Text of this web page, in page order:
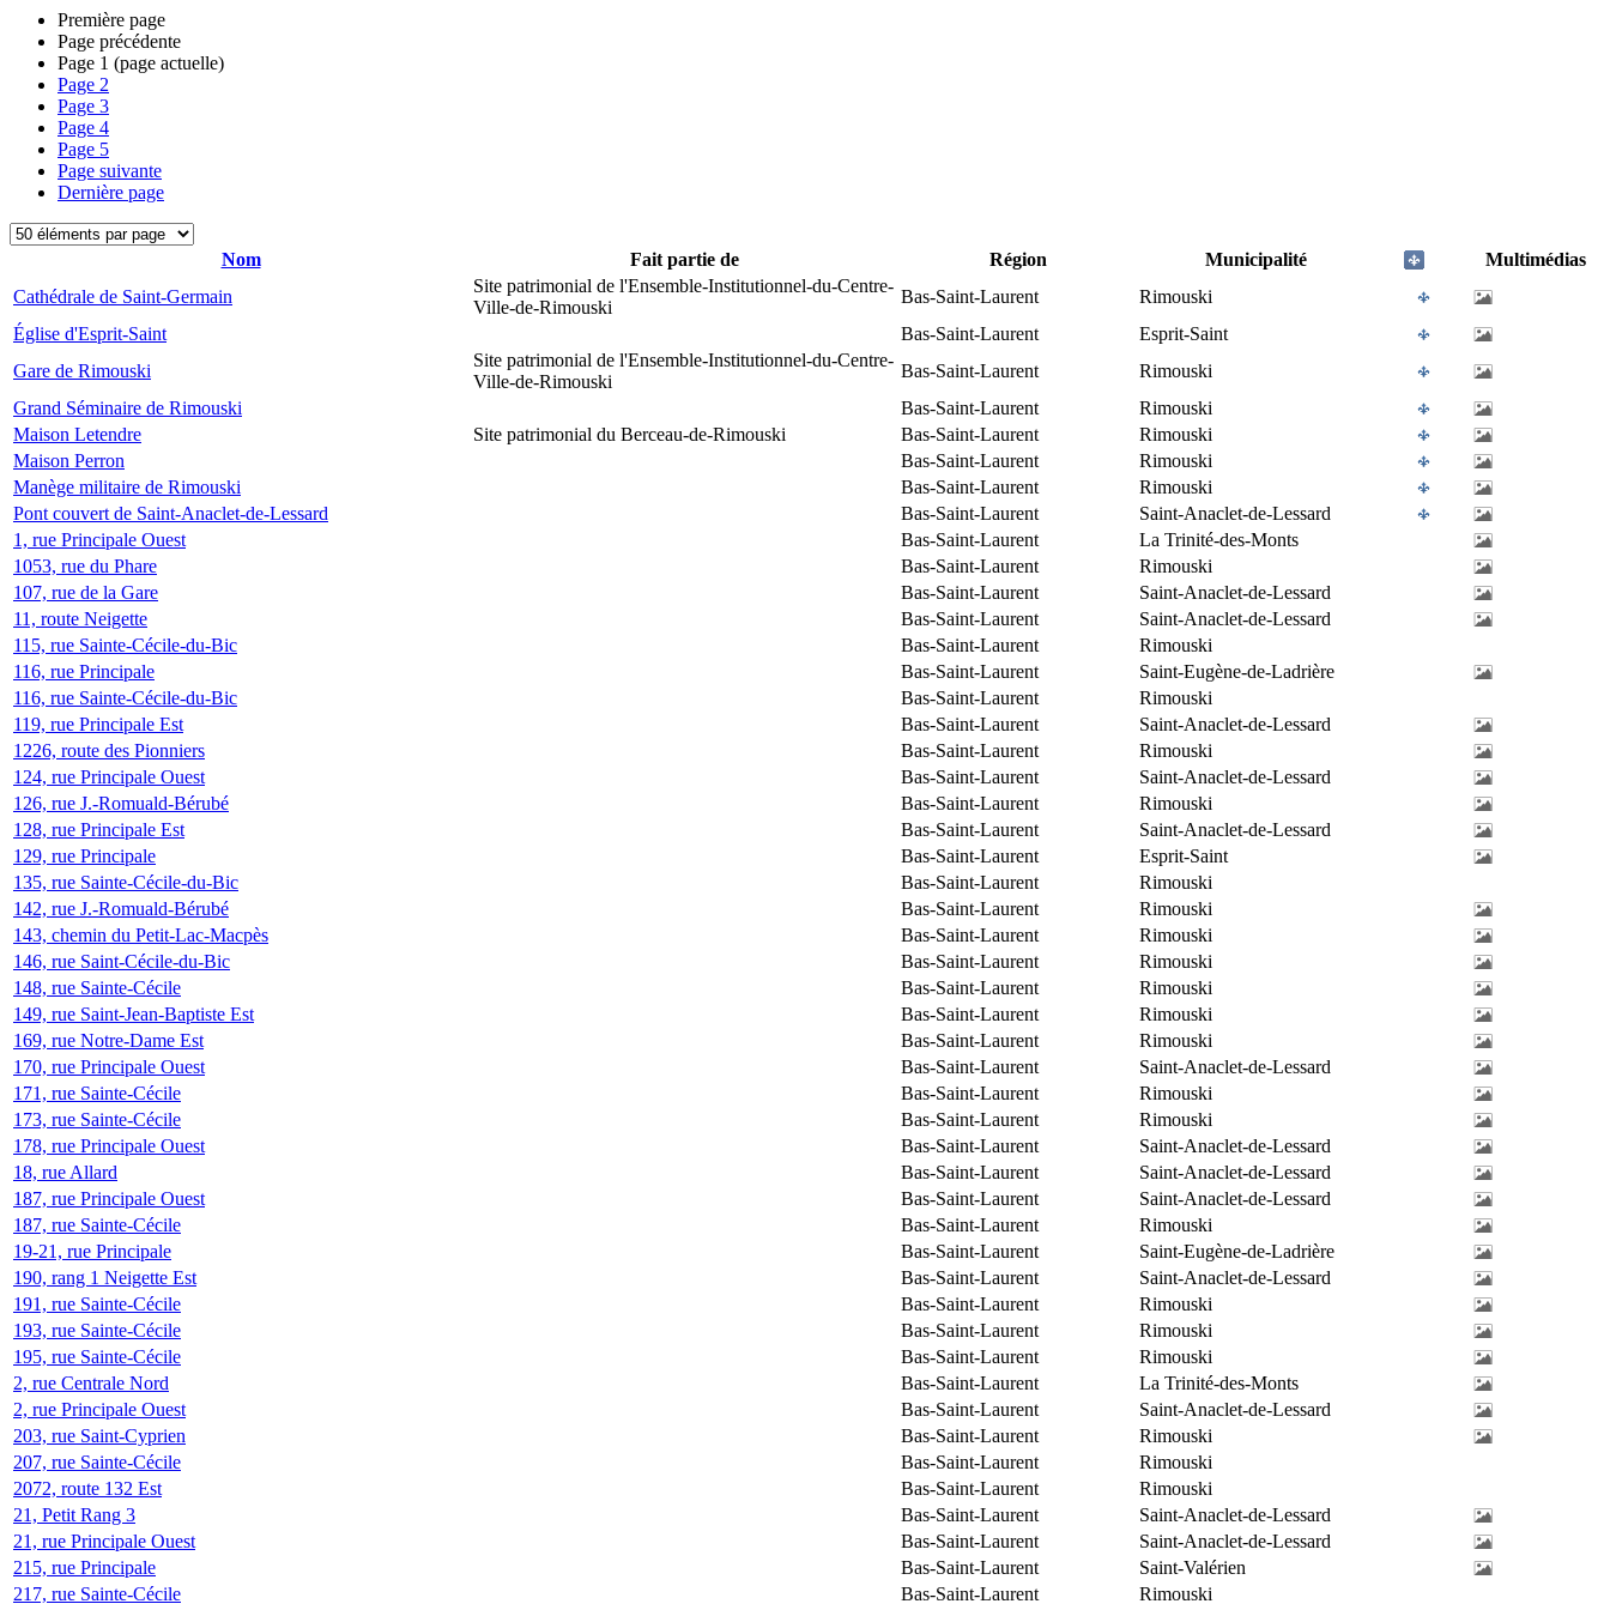
Première page
Page précédente
Page 1 (page actuelle)
Page 2
Page 3
Page 4
Page 5
Page suivante
Dernière page
Nom Fait partie de Région Municipalité
Multimédias
Cathédrale de Saint-Germain
Site patrimonial de l'Ensemble-Institutionnel-du-Centre-
Ville-de-Rimouski
Bas-Saint-Laurent
Rimouski
Église d'Esprit-Saint
Bas-Saint-Laurent
Esprit-Saint
Gare de Rimouski
Site patrimonial de l'Ensemble-Institutionnel-du-Centre-
Ville-de-Rimouski
Bas-Saint-Laurent
Rimouski
Grand Séminaire de Rimouski
Bas-Saint-Laurent
Rimouski
Maison Letendre
Site patrimonial du Berceau-de-Rimouski Bas-Saint-Laurent
Rimouski
Maison Perron
Bas-Saint-Laurent
Rimouski
Manège militaire de Rimouski
Bas-Saint-Laurent
Rimouski
Pont couvert de Saint-Anaclet-de-Lessard
Bas-Saint-Laurent
Saint-Anaclet-de-Lessard
1, rue Principale Ouest
Bas-Saint-Laurent
La Trinité-des-Monts
1053, rue du Phare
Bas-Saint-Laurent
Rimouski
107, rue de la Gare
Bas-Saint-Laurent
Saint-Anaclet-de-Lessard
11, route Neigette
Bas-Saint-Laurent
Saint-Anaclet-de-Lessard
115, rue Sainte-Cécile-du-Bic
Bas-Saint-Laurent
Rimouski
116, rue Principale
Bas-Saint-Laurent
Saint-Eugène-de-Ladrière
116, rue Sainte-Cécile-du-Bic
Bas-Saint-Laurent
Rimouski
119, rue Principale Est
Bas-Saint-Laurent
Saint-Anaclet-de-Lessard
1226, route des Pionniers
Bas-Saint-Laurent
Rimouski
124, rue Principale Ouest
Bas-Saint-Laurent
Saint-Anaclet-de-Lessard
126, rue J.-Romuald-Bérubé
Bas-Saint-Laurent
Rimouski
128, rue Principale Est
Bas-Saint-Laurent
Saint-Anaclet-de-Lessard
129, rue Principale
Bas-Saint-Laurent
Esprit-Saint
135, rue Sainte-Cécile-du-Bic
Bas-Saint-Laurent
Rimouski
142, rue J.-Romuald-Bérubé
Bas-Saint-Laurent
Rimouski
143, chemin du Petit-Lac-Macpès
Bas-Saint-Laurent
Rimouski
146, rue Saint-Cécile-du-Bic
Bas-Saint-Laurent
Rimouski
148, rue Sainte-Cécile
Bas-Saint-Laurent
Rimouski
149, rue Saint-Jean-Baptiste Est
Bas-Saint-Laurent
Rimouski
169, rue Notre-Dame Est
Bas-Saint-Laurent
Rimouski
170, rue Principale Ouest
Bas-Saint-Laurent
Saint-Anaclet-de-Lessard
171, rue Sainte-Cécile
Bas-Saint-Laurent
Rimouski
173, rue Sainte-Cécile
Bas-Saint-Laurent
Rimouski
178, rue Principale Ouest
Bas-Saint-Laurent
Saint-Anaclet-de-Lessard
18, rue Allard
Bas-Saint-Laurent
Saint-Anaclet-de-Lessard
187, rue Principale Ouest
Bas-Saint-Laurent
Saint-Anaclet-de-Lessard
187, rue Sainte-Cécile
Bas-Saint-Laurent
Rimouski
19-21, rue Principale
Bas-Saint-Laurent
Saint-Eugène-de-Ladrière
190, rang 1 Neigette Est
Bas-Saint-Laurent
Saint-Anaclet-de-Lessard
191, rue Sainte-Cécile
Bas-Saint-Laurent
Rimouski
193, rue Sainte-Cécile
Bas-Saint-Laurent
Rimouski
195, rue Sainte-Cécile
Bas-Saint-Laurent
Rimouski
2, rue Centrale Nord
Bas-Saint-Laurent
La Trinité-des-Monts
2, rue Principale Ouest
Bas-Saint-Laurent
Saint-Anaclet-de-Lessard
203, rue Saint-Cyprien
Bas-Saint-Laurent
Rimouski
207, rue Sainte-Cécile
Bas-Saint-Laurent
Rimouski
2072, route 132 Est
Bas-Saint-Laurent
Rimouski
21, Petit Rang 3
Bas-Saint-Laurent
Saint-Anaclet-de-Lessard
21, rue Principale Ouest
Bas-Saint-Laurent
Saint-Anaclet-de-Lessard
215, rue Principale
Bas-Saint-Laurent
Saint-Valérien
217, rue Sainte-Cécile
Bas-Saint-Laurent Rimouski